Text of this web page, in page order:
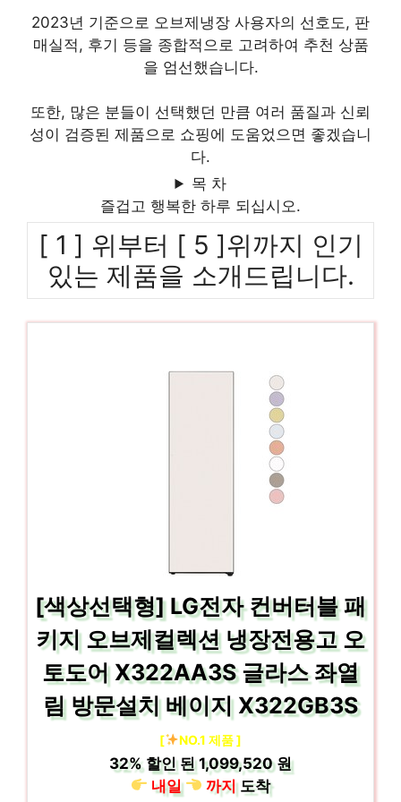
2023년 기준으로 오브제냉장 사용자의 선호도, 판
매실적, 후기 등을 종합적으로 고려하여 추천 상품
을 엄선했습니다.
또한, 많은 분들이 선택했던 만큼 여러 품질과 신뢰
성이 검증된 제품으로 쇼핑에 도움었으면 좋겠습니
다.
목 차
즐겁고 행복한 하루 되십시오.
[ 1 ] 위부터 [ 5 ]위까지 인기
있는 제품을 소개드립니다.
[색상선택형] LG전자 컨버터블 패
키지 오브제컬렉션 냉장전용고 오
토도어 X322AA3S 글라스 좌열
림 방문설치 베이지 X322GB3S
[ NO.1 제품 ]
32% 할인 된1,099,520 원
내일
까지도착